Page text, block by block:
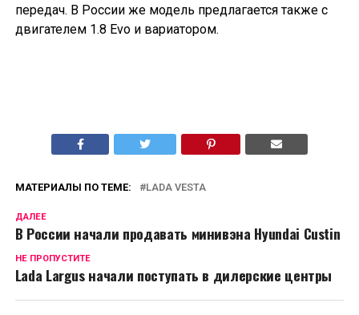
передач. В России же модель предлагается также с
двигателем 1.8 Evo и вариатором.
МАТЕРИАЛЫ ПО ТЕМЕ: LADA VESTA
ДАЛЕЕ
В России начали продавать минивэна Hyundai Custin
НЕ ПРОПУСТИТЕ
Lada Largus начали поступать в дилерские центры